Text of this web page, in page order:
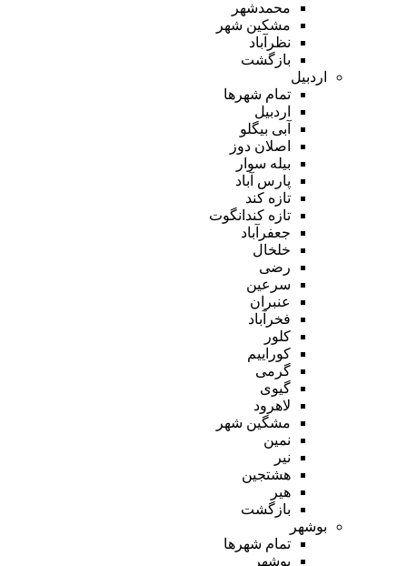
محمدشهر
مشکین شهر
نظرآباد
بازگشت
اردبیل
تمام شهر‌ها
اردبیل
آبی بیگلو
اصلان دوز
بیله سوار
پارس آباد
تازه کند
تازه کندانگوت
جعفرآباد
خلخال
رضی
سرعین
عنبران
فخرآباد
کلور
کوراییم
گرمی
گیوی
لاهرود
مشگین شهر
نمین
نیر
هشتجین
هیر
بازگشت
بوشهر
تمام شهر‌ها
بوشهر